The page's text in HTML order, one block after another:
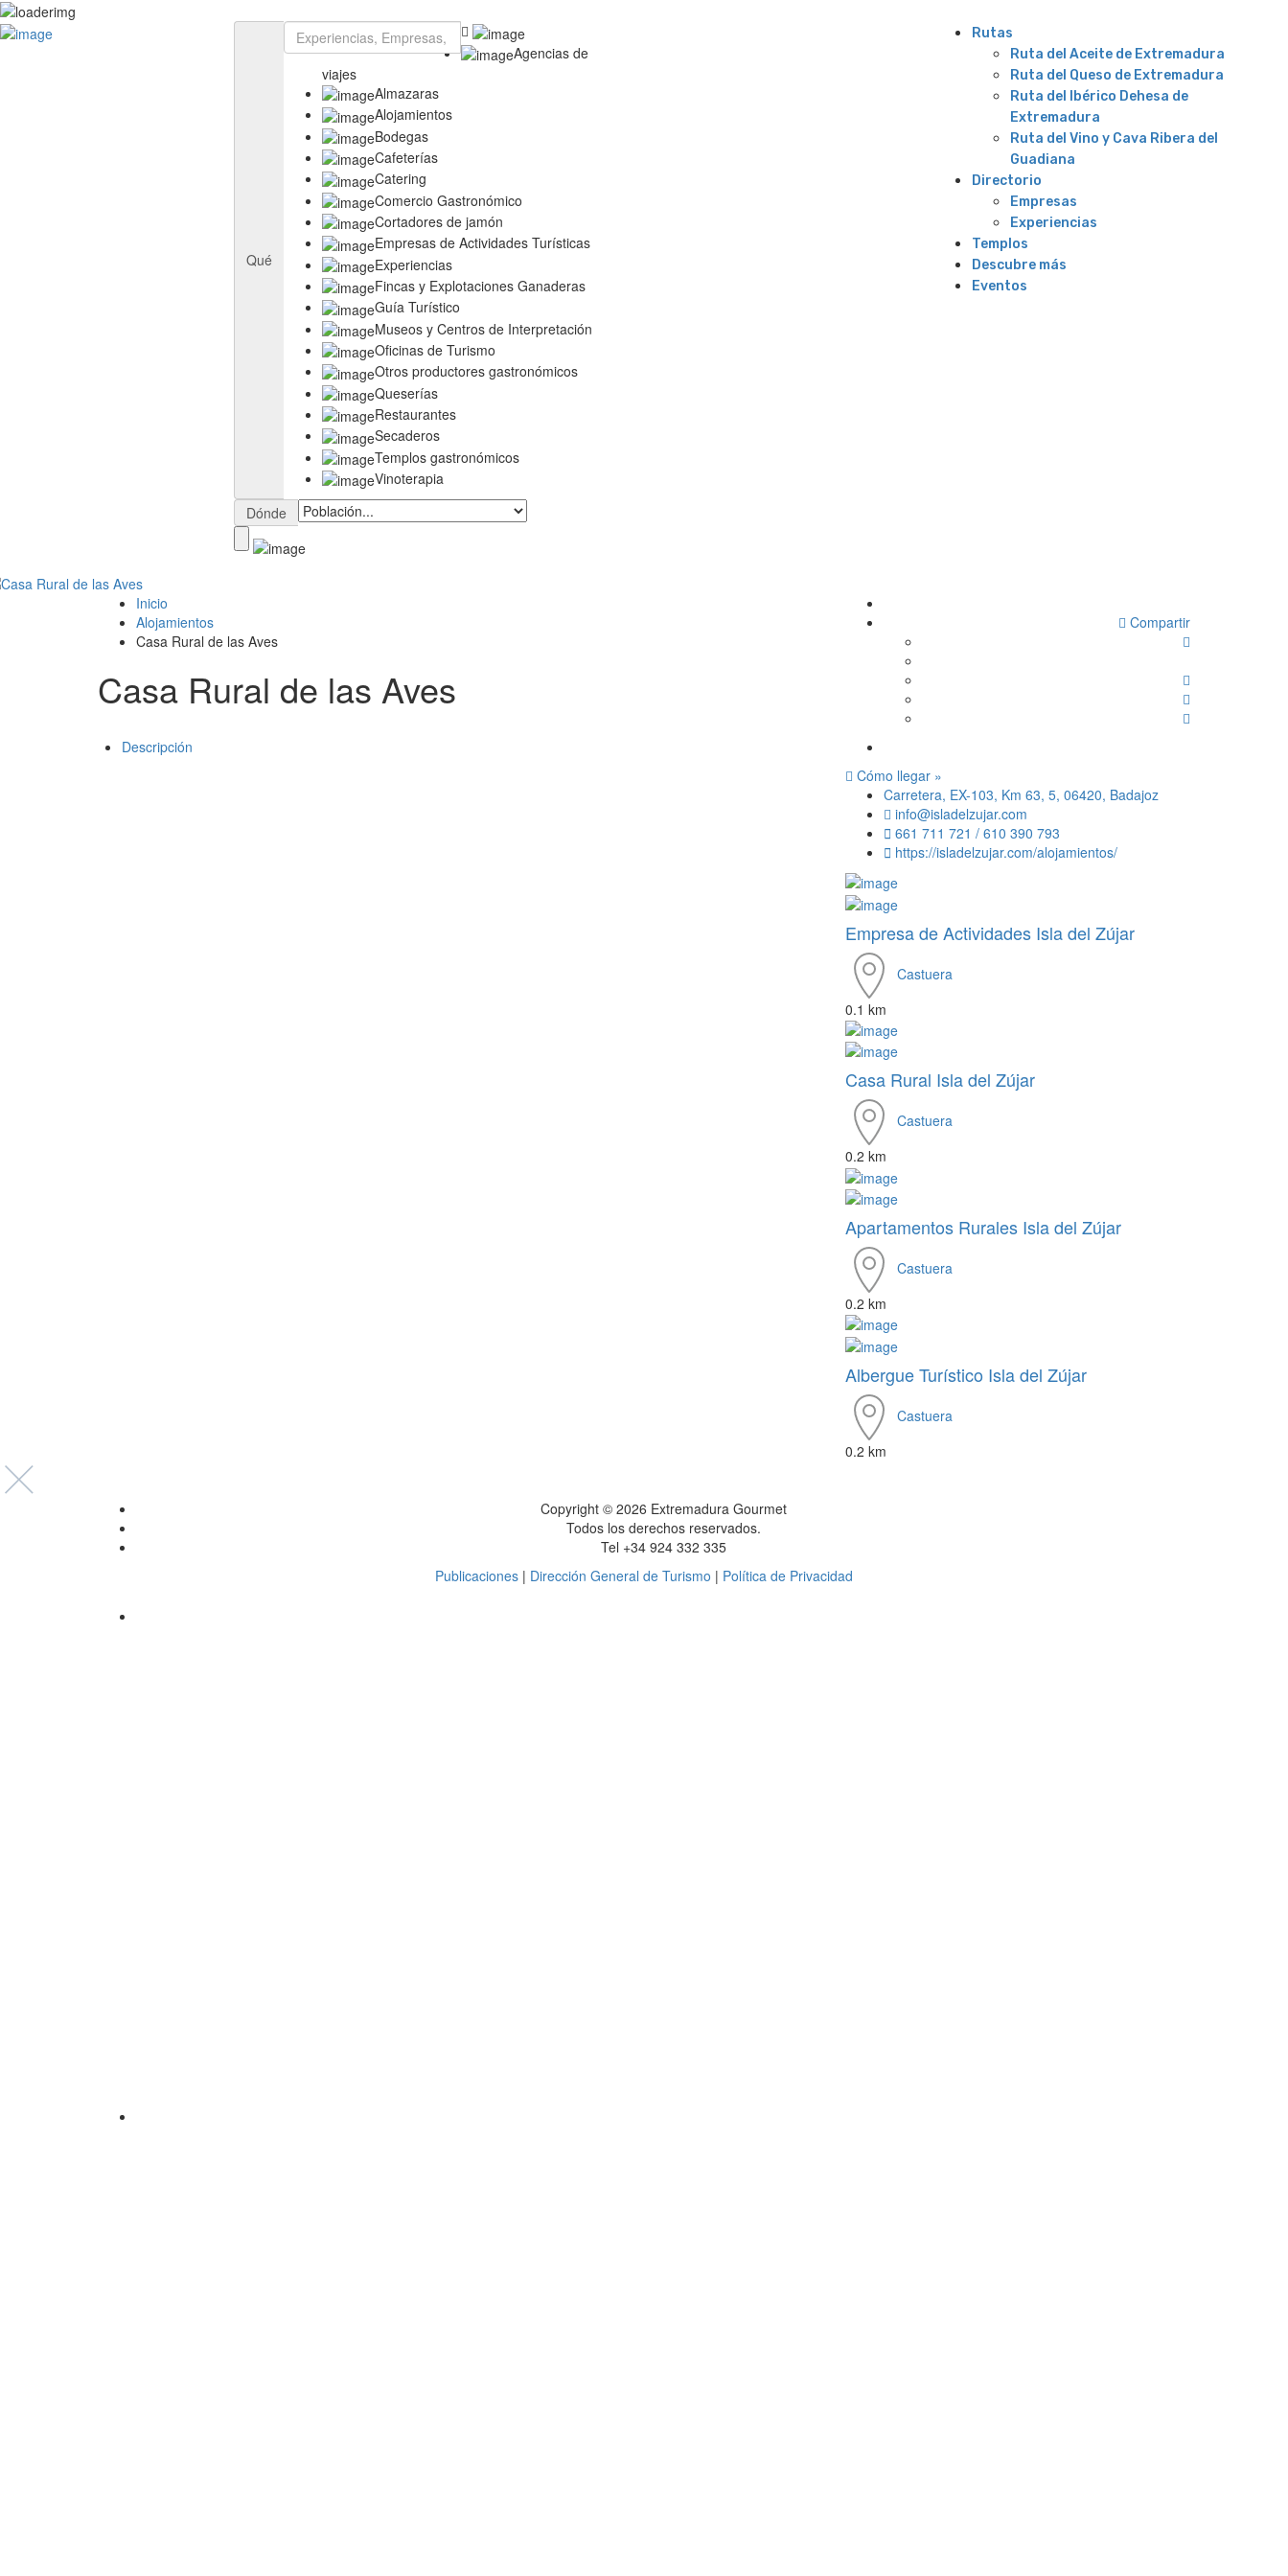
Rutas
Ruta del Aceite de Extremadura
Ruta del Ibérico Dehesa de Extremadura
Ruta del Vino y Cava Ribera del Guadiana
Qué
Agencias de
viajes
Almazaras
Alojamientos
Bodegas
Cafeterías
Catering
Comercio Gastronómico
Cortadores de jamón
Empresas de Actividades Turísticas
Experiencias
Fincas y Explotaciones Ganaderas
Guía Turístico
Museos y Centros de Interpretación
Oficinas de Turismo
Otros productores gastronómicos
Queserías
Restaurantes
Secaderos
Templos gastronómicos
Vinoterapia
Dónde
Rutas
Ruta del Aceite de Extremadura
Ruta del Queso de Extremadura
Ruta del Ibérico Dehesa de
Extremadura
Ruta del Vino y Cava Ribera del
Guadiana
Directorio
Empresas
Experiencias
Templos
Descubre más
Eventos
Inicio
Alojamientos
Casa Rural de las Aves
Casa Rural de las Aves
Compartir
Descripción
Cómo llegar »
Carretera, EX-103, Km 63, 5, 06420, Badajoz
info@isladelzujar.com
661 711 721 / 610 390 793
https://isladelzujar.com/alojamientos/
Empresa de Actividades Isla del Zújar
Castuera
0.1 km
Casa Rural Isla del Zújar
Castuera
0.2 km
Apartamentos Rurales Isla del Zújar
Castuera
0.2 km
Albergue Turístico Isla del Zújar
Castuera
0.2 km
Copyright © 2026 Extremadura Gourmet
Todos los derechos reservados.
Tel +34 924 332 335
Publicaciones | Dirección General de Turismo | Política de Privacidad